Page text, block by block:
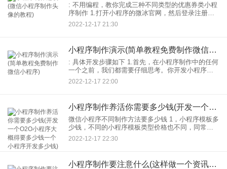
: 不用编程，教你完成三种不同类型的优惠券类小程
序制作 1.打开小程序的微冰官网，然后登录注册，
进入制作平台。 2.创建一个新页面，然后添加产品
的模块。添加好产品模块后，可以在运营管理的产
2022-12-17 21:30
小程序制作演示(简单教程免费制作微信小程序)
: 具体开发步骤如下 1.首先，在小程序制作中的任何
一个之前，我们都需要仔细思考。你开发小程序功
能比如营销或者 2.定位确定后，如果有企业小程
序，就要执行线上，支付分销，兑换积分功能，一
2022-12-17 22:00
小程序制作养活你需要多少钱(开发一个O2O小程序大概得要多少钱一个小程序开发多少钱)
微信小程序不同制作方法要多少钱 1，小程序模板多
少钱，不同的小程序模板类型价格也不同，同常见
的同城功能更简单的显示类别小程序，在1000元左
右。以及功能更简单的文章阅读课小程序，甚至可
2022-12-17 22:30
小程序制作要注意什么(这样做一个资讯小程序)